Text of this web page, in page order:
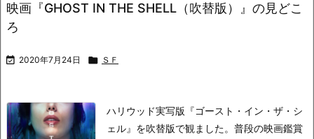
映画『GHOST IN THE SHELL（吹替版）』の見どこ
ろ
 2020年7月24日  ＳＦ
ハリウッド実写版『ゴースト・イン・ザ・シ
ェル』を吹替版で観ました。 普段の映画鑑賞